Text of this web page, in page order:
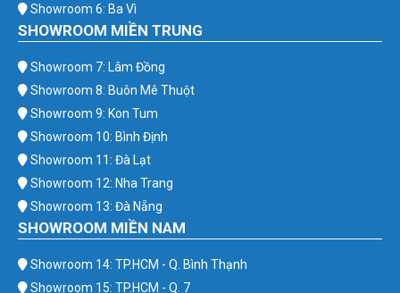
Showroom 6: Ba Vì
SHOWROOM MIỀN TRUNG
Showroom 7: Lâm Đồng
Showroom 8: Buôn Mê Thuột
Showroom 9: Kon Tum
Showroom 10: Bình Định
Showroom 11: Đà Lạt
Showroom 12: Nha Trang
Showroom 13: Đà Nẵng
SHOWROOM MIỀN NAM
Showroom 14: TP.HCM - Q. Bình Thạnh
Showroom 15: TP.HCM - Q. 7